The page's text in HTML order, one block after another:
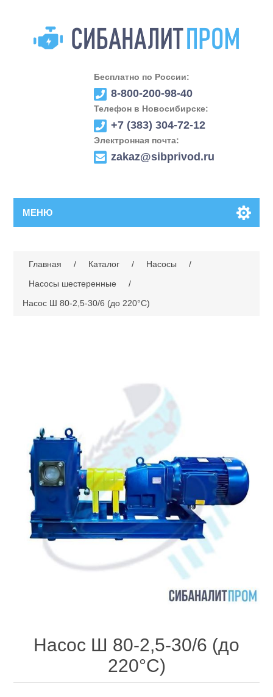
Бесплатно по России:
8-800-200-98-40
Телефон в Новосибирске:
+7 (383) 304-72-12
Электронная почта:
zakaz@sibprivod.ru
МЕНЮ
Главная / Каталог / Насосы
/
Насосы шестеренные
/
Насос Ш 80-2,5-30/6 (до 220°С)
Насос Ш 80-2,5-30/6 (до
220°С)